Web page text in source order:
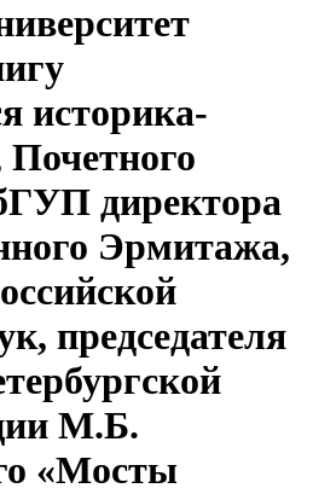
историка-
Почетного
директора
Эрмитажа,
председателя
М.Б.
«Мосты